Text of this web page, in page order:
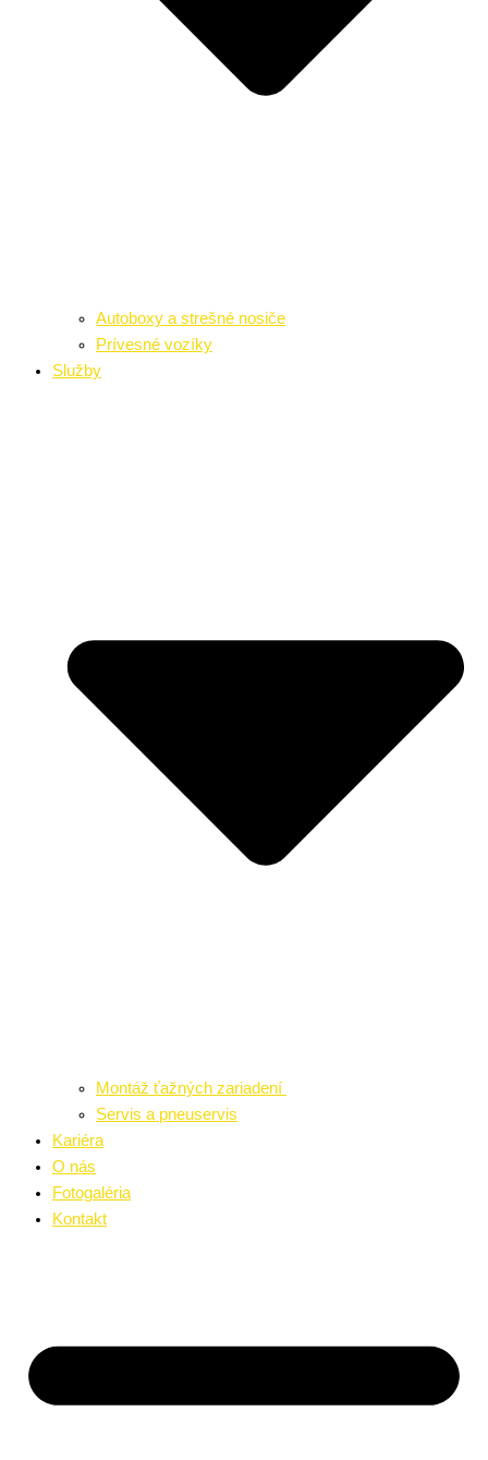
Autoboxy a strešné nosiče
Prívesné vozíky
Služby
Montáž ťažných zariadení
Servis a pneuservis
Kariéra
O nás
Fotogaléria
Kontakt